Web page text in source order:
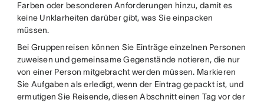
Farben oder besonderen Anforderungen hinzu, damit es
keine Unklarheiten darüber gibt, was Sie einpacken
müssen.
Bei Gruppenreisen können Sie Einträge einzelnen Personen
zuweisen und gemeinsame Gegenstände notieren, die nur
von einer Person mitgebracht werden müssen. Markieren
Sie Aufgaben als erledigt, wenn der Eintrag gepackt ist, und
ermutigen Sie Reisende, diesen Abschnitt einen Tag vor der